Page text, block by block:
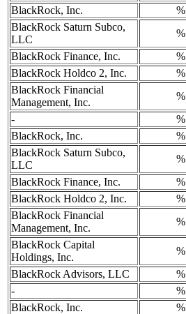
BlackRock, Inc.
%
BlackRock Saturn Subco,
LLC
%
BlackRock Finance, Inc.
%
BlackRock Holdco 2, Inc.
%
BlackRock Financial
Management, Inc.
%
-
%
BlackRock, Inc.
%
BlackRock Saturn Subco,
LLC
%
BlackRock Finance, Inc.
%
BlackRock Holdco 2, Inc.
%
BlackRock Financial
Management, Inc.
%
BlackRock Capital
Holdings, Inc.
%
BlackRock Advisors, LLC
%
-
%
BlackRock, Inc.
%